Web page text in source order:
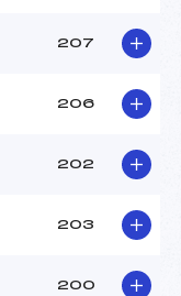
1480 m
100 m
8.2400
L
207
206
202
203
200